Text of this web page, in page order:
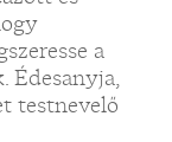
a
Édesanyja,
testnevelő